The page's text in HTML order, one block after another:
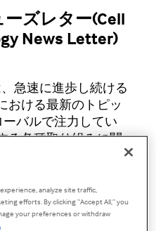
ズレター(Cell
News Letter)
、急速に進歩し続ける
おける最新のトピッ
ーバルで注力してい
る各種取り組みに関
PDFを開く
analyze site traffic,
efforts. By clicking “Accept All,” you
your preferences or withdraw